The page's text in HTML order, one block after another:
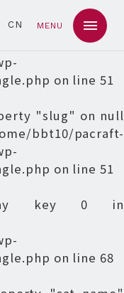
CN MENU
key 0 in
on line51
"slug" on null
bbt10/pacraft-
on line51
key 0 in
on line 68